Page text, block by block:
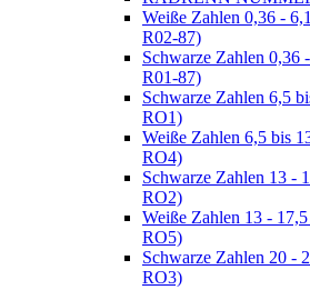
Weiße Zahlen 0,36 -
R02-87)
Schwarze Zahlen 0,36
R01-87)
Schwarze Zahlen 6,5
RO1)
Weiße Zahlen 6,5 bis
RO4)
Schwarze Zahlen 13 -
RO2)
Weiße Zahlen 13 -
RO5)
Schwarze Zahlen 20 -
RO3)